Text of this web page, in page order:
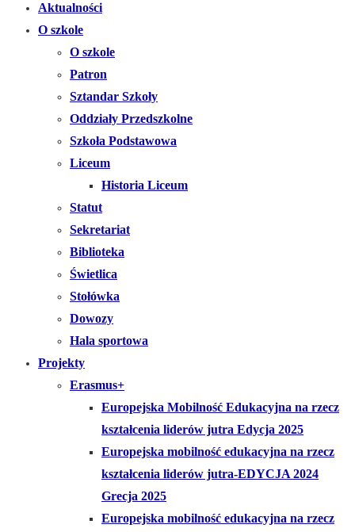
Aktualności
O szkole
O szkole
Patron
Sztandar Szkoły
Oddziały Przedszkolne
Szkoła Podstawowa
Liceum
Historia Liceum
Statut
Sekretariat
Biblioteka
Świetlica
Stołówka
Dowozy
Hala sportowa
Projekty
Erasmus+
Europejska Mobilność Edukacyjna na rzecz
kształcenia liderów jutra Edycja 2025
Europejska mobilność edukacyjna na rzecz
kształcenia liderów jutra-EDYCJA 2024
Grecja 2025
Europejska mobilność edukacyjna na rzecz